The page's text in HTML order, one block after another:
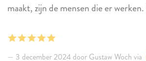
maakt, zijn de mensen die er
3 december 2024 door Gustaw Woch via